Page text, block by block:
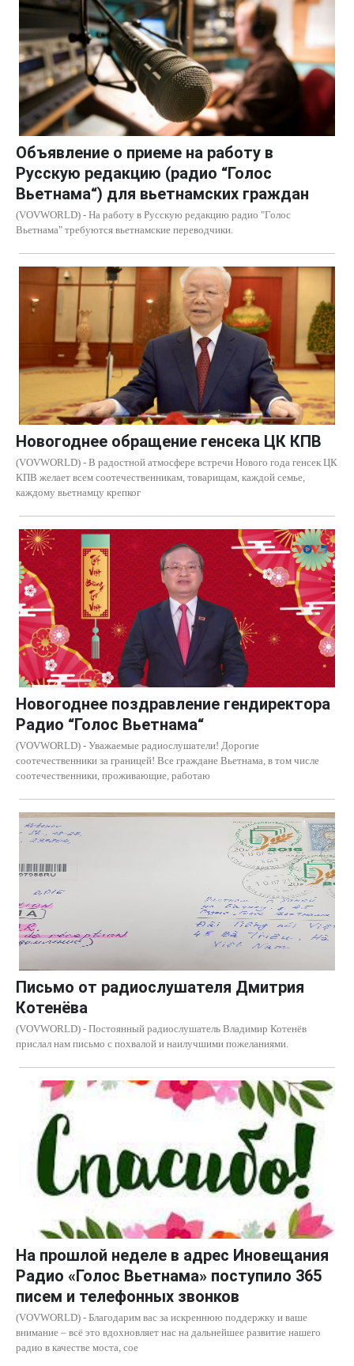
Объявление о приеме на работу в
Русскую редакцию (радио “Голос
Вьетнама“) для вьетнамских граждан
(VOVWORLD) - На работу в Русскую редакцию радио "Голос
Вьетнама" требуются вьетнамские переводчики.
Новогоднее обращение генсека ЦК КПВ
(VOVWORLD) - В радостной атмосфере встречи Нового года генсек ЦК
КПВ желает всем соотечественникам, товарищам, каждой семье,
каждому вьетнамцу крепког
Новогоднее поздравление гендиректора
Радио “Голос Вьетнама“
(VOVWORLD) - Уважаемые радиослушатели! Дорогие
соотечественники за границей! Все граждане Вьетнама, в том числе
соотечественники, проживающие, работаю
Письмо от радиослушателя Дмитрия
Котенёва
(VOVWORLD) - Постоянный радиослушатель Владимир Котенёв
прислал нам письмо c похвалой и наилучшими пожеланиями.
На прошлой неделе в адрес Иновещания
Радио «Голос Вьетнама» поступило 365
писем и телефонных звонков
(VOVWORLD) - Благодарим вас за искреннюю поддержку и ваше
внимание – всё это вдохновляет нас на дальнейшее развитие нашего
радио в качестве моста, сое